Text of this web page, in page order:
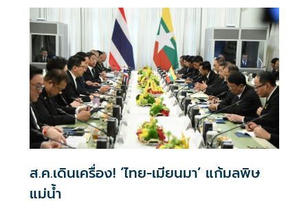
ส.ค.เดินเครื่อง! ‘ไทย-เมียนมา’ แก้มลพิษ
แม่นํ้า